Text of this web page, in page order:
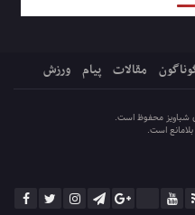
مقالات پیام ورزش
شباویز محفوظ است.
است.